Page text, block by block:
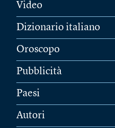
Video
Dizionario italiano
Oroscopo
Pubblicità
Paesi
Autori